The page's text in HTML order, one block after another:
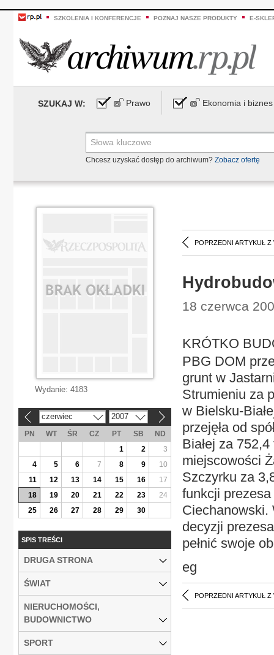
SZKOLENIA I KONFERENCJE POZNAJ NASZE PRODUKTY E-
SZUKAJ W: Prawo Ekonomia i biznes
Chcesz uzyskać dostęp do archiwum? Zobacz ofertę
POPRZEDNI ARTYKUŁ Z
18 czerwca
KRÓTKO
PBG DOM
grunt w
Strumieniu za
w Bielsku-
przejęła od
Białej za
miejscowości
Szczyrku za
funkcji
Ciechanowski.
decyzji
pełnić swoje
eg
POPRZEDNI ARTYKUŁ Z
Wydanie: 4183
czerwiec 2007
PN WT ŚR CZ PT SB
ND
1
2
3
4
5 6 7 8 9
10
11
12 13 14 15 16
17
18
19 20 21 22 23
24
25
26 27 28 29 30
SPIS TREŚCI
DRUGA STRONA
ŚWIAT
NIERUCHOMOŚCI,
BUDOWNICTWO
SPORT